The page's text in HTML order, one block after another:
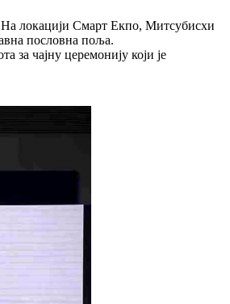
локацији Смарт Екпо, Митсубисхи
пословна поља.
чајну церемонију који је